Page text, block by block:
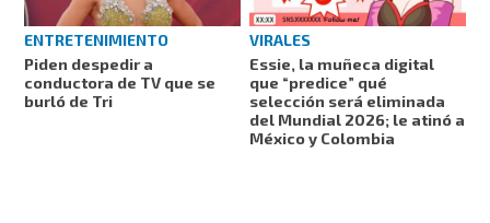
ENTRETENIMIENTO
Piden despedir a
conductora de TV que se
burló de Tri
VIRALES
Essie, la muñeca digital
que “predice” qué
selección será eliminada
del Mundial 2026; le atinó a
México y Colombia